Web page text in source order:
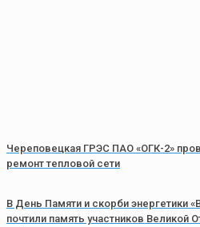
Череповецкая ГРЭС ПАО «ОГК-2»
ремонт тепловой сети
В День Памяти и скорби энергетики
почтили память участников Великой